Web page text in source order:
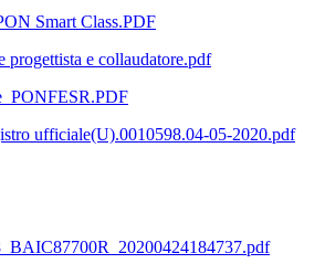
Smart Class.PDF
progettista e collaudatore.pdf
ufficiale(U).0010598.04-05-2020.pdf